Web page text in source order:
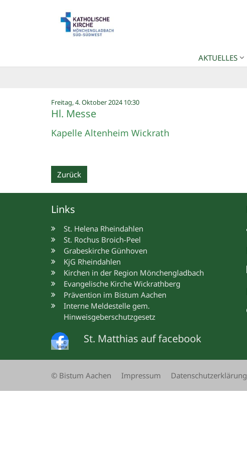
AKTUELLES
Freitag, 4. Oktober 2024 10:30:
Hl. Messe
Kapelle Altenheim Wickrath
Zurück
Links
St. Helena Rheindahlen
St. Rochus Broich-Peel
Grabeskirche Günhoven
KjG Rheindahlen
Kirchen in der Region Mönchengladbach
Evangelische Kirche Wickrathberg
Prävention im Bistum Aachen
Interne Meldestelle gem.
Hinweisgeberschutzgesetz
©
Meta
St. Matthias auf facebook
© Bistum Aachen Impressum Datenschutzerklärung